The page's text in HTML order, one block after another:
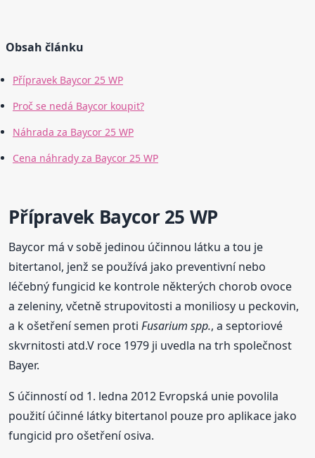
Obsah článku
Přípravek Baycor 25 WP
Proč se nedá Baycor koupit?
Náhrada za Baycor 25 WP
Cena náhrady za Baycor 25 WP
Přípravek Baycor 25 WP
Baycor má v sobě jedinou účinnou látku a tou je
bitertanol, jenž se používá jako preventivní nebo
léčebný fungicid ke kontrole některých chorob ovoce
a zeleniny, včetně strupovitosti a moniliosy u peckovin,
a k ošetření semen protiFusarium spp., a septoriové
skvrnitosti atd.V roce 1979 ji uvedla na trh společnost
Bayer.
S účinností od 1. ledna 2012 Evropská unie povolila
použití účinné látky bitertanol pouze pro aplikace jako
fungicid pro ošetření osiva.